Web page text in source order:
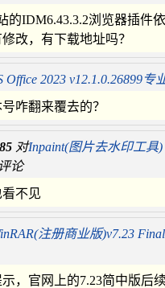
的IDM6.43.3.2浏览器插件
改，有下载地址吗？
Office 2023 v12.1.0.26899专
咋翻来覆去的？
对Inpaint(图片去水印工具)
论
不见
注册商业版)v7.23
，官网上的7.23简中版后